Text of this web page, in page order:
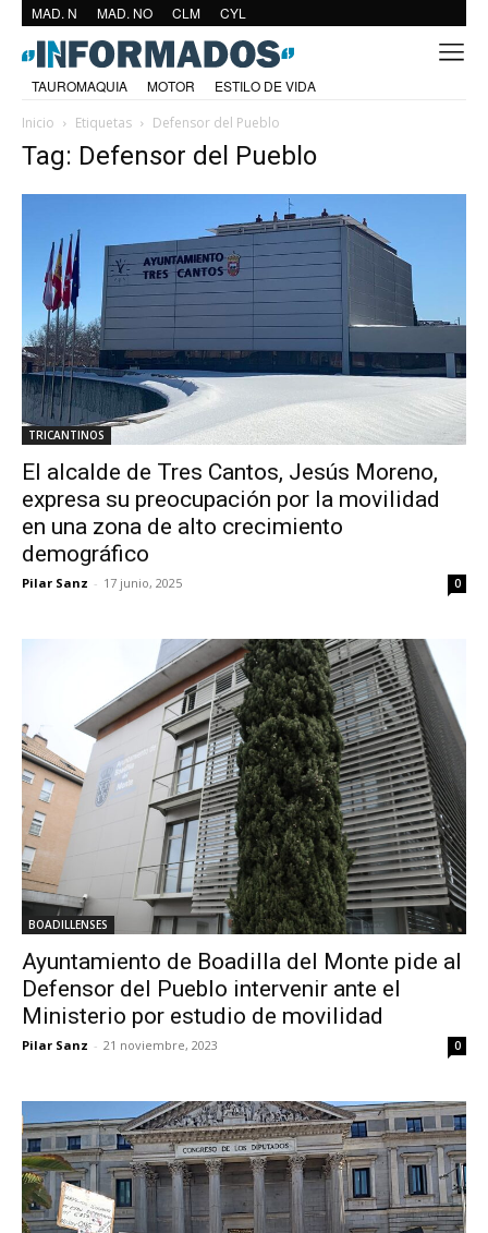
MAD. N MAD. NO CLM CYL
TAUROMAQUIA MOTOR
ESTILO DE VIDA
Inicio
Etiquetas Defensor del Pueblo
Tag: Defensor del Pueblo
TRICANTINOS
El alcalde de Tres Cantos, Jesús Moreno,
expresa su preocupación por la movilidad
en una zona de alto crecimiento
demográfico
Pilar Sanz - 17 junio, 2025 0
BOADILLENSES
Ayuntamiento de Boadilla del Monte pide al
Defensor del Pueblo intervenir ante el
Ministerio por estudio de movilidad
Pilar Sanz - 21 noviembre, 2023 0